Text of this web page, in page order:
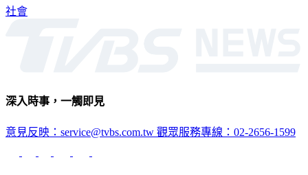
社會
深入時事，一觸即見
意見反映：service@tvbs.com.tw 觀眾服務專線：02-2656-1599